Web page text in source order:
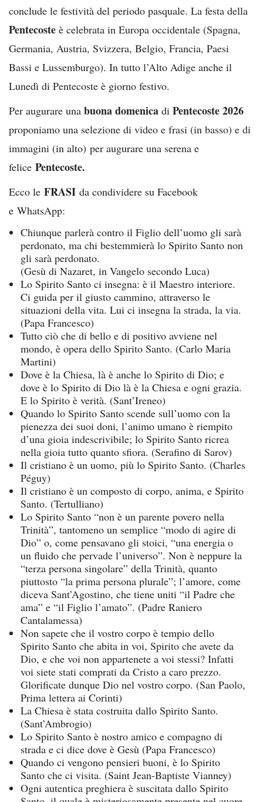
conclude le festività del periodo pasquale. La festa della
Pentecoste è celebrata in Europa occidentale (Spagna,
Germania, Austria, Svizzera, Belgio, Francia, Paesi
Bassi e Lussemburgo). In tutto l’Alto Adige anche il
Lunedì di Pentecoste è giorno festivo.
Per augurare una buona domenica di Pentecoste 2026
proponiamo una selezione di video e frasi (in basso) e di
immagini (in alto) per augurare una serena e
felice Pentecoste.
Ecco le FRASI da condividere su Facebook
e WhatsApp:
Chiunque parlerà contro il Figlio dell’uomo gli sarà
perdonato, ma chi bestemmierà lo Spirito Santo non
gli sarà perdonato.
(Gesù di Nazaret, in Vangelo secondo Luca)
Lo Spirito Santo ci insegna: è il Maestro interiore.
Ci guida per il giusto cammino, attraverso le
situazioni della vita. Lui ci insegna la strada, la via.
(Papa Francesco)
Tutto ciò che di bello e di positivo avviene nel
mondo, è opera dello Spirito Santo. (Carlo Maria
Martini)
Dove è la Chiesa, là è anche lo Spirito di Dio; e
dove è lo Spirito di Dio là è la Chiesa e ogni grazia.
E lo Spirito è verità. (Sant’Ireneo)
Quando lo Spirito Santo scende sull’uomo con la
pienezza dei suoi doni, l’animo umano è riempito
d’una gioia indescrivibile; lo Spirito Santo ricrea
nella gioia tutto quanto sfiora. (Serafino di Sarov)
Il cristiano è un uomo, più lo Spirito Santo. (Charles
Péguy)
Il cristiano è un composto di corpo, anima, e Spirito
Santo. (Tertulliano)
Lo Spirito Santo “non è un parente povero nella
Trinità”, tantomeno un semplice “modo di agire di
Dio” o, come pensavano gli stoici, “una energia o
un fluido che pervade l’universo”. Non è neppure la
“terza persona singolare” della Trinità, quanto
piuttosto “la prima persona plurale”; l’amore, come
diceva Sant’Agostino, che tiene uniti “il Padre che
ama” e “il Figlio l’amato”. (Padre Raniero
Cantalamessa)
Non sapete che il vostro corpo è tempio dello
Spirito Santo che abita in voi, Spirito che avete da
Dio, e che voi non appartenete a voi stessi? Infatti
voi siete stati comprati da Cristo a caro prezzo.
Glorificate dunque Dio nel vostro corpo. (San Paolo,
Prima lettera ai Corinti)
La Chiesa è stata costruita dallo Spirito Santo.
(Sant’Ambrogio)
Lo Spirito Santo è nostro amico e compagno di
strada e ci dice dove è Gesù (Papa Francesco)
Quando ci vengono pensieri buoni, è lo Spirito
Santo che ci visita. (Saint Jean-Baptiste Vianney)
Ogni autentica preghiera è suscitata dallo Spirito